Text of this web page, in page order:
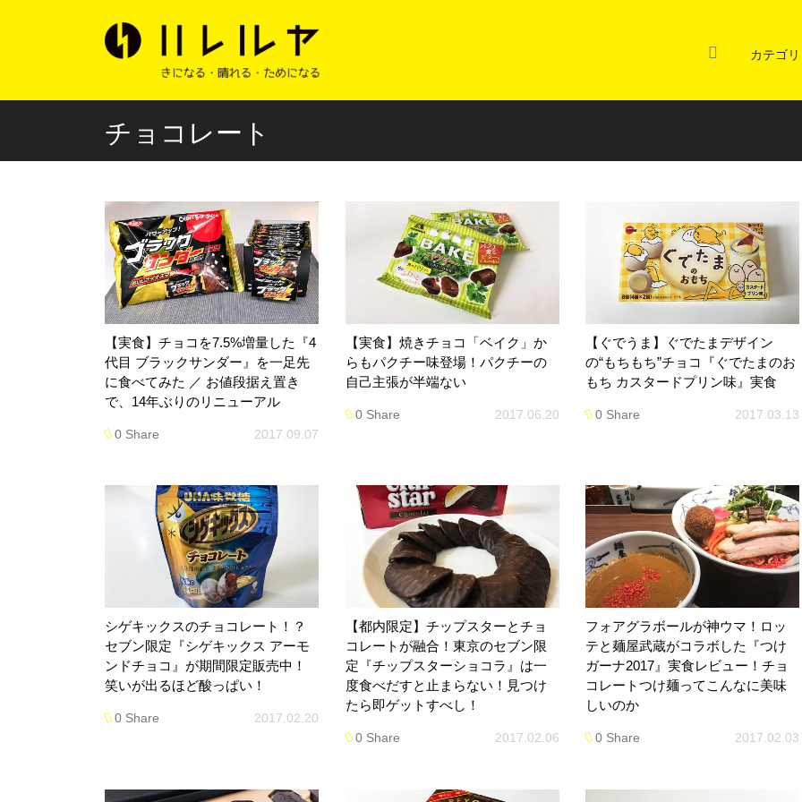
カテゴリ
チョコレート
【実食】チョコを7.5%増量した『4
代目 ブラックサンダー』を一足先
に食べてみた ／ お値段据え置き
で、14年ぶりのリニューアル
0 Share 2017.09.07
【実食】焼きチョコ「ベイク」か
らもパクチー味登場！パクチーの
自己主張が半端ない
0 Share 2017.06.20
【ぐでうま】ぐでたまデザイン
の“もちもち”チョコ『ぐでたまのお
もち カスタードプリン味』実食
0 Share 2017.03.13
シゲキックスのチョコレート！？
セブン限定『シゲキックス アーモ
ンドチョコ』が期間限定販売中！
笑いが出るほど酸っぱい！
0 Share 2017.02.20
【都内限定】チップスターとチョ
コレートが融合！東京のセブン限
定『チップスターショコラ』は一
度食べだすと止まらない！見つけ
たら即ゲットすべし！
0 Share 2017.02.06
フォアグラボールが神ウマ！ロッ
テと麺屋武蔵がコラボした『つけ
ガーナ2017』実食レビュー！チョ
コレートつけ麺ってこんなに美味
しいのか
0 Share 2017.02.03